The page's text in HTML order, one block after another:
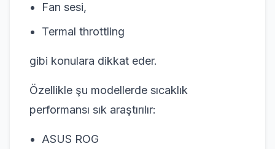
Fan sesi,
Termal throttling
gibi konulara dikkat eder.
Özellikle şu modellerde sıcaklık
performansı sık araştırılır:
ASUS ROG